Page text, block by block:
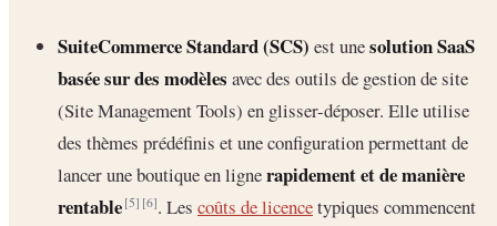
SuiteCommerce Standard (SCS) est unesolution SaaS
basée sur des modèles avec des outils de gestion de site
(Site Management Tools) en glisser-déposer. Elle utilise
des thèmes prédéfinis et une configuration permettant de
lancer une boutique en lignerapidement et de manière
rentable [5] [6]. Les coûts de licencetypiques commencent